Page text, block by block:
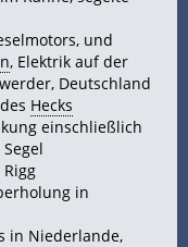
und
, Elektrik auf der
Deutschland
Hecks
einschließlich
in
in Niederlande,